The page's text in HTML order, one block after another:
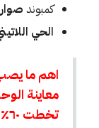
كمبوند
الحي
اهم ما
معاينة
تخطت ٦٠٪